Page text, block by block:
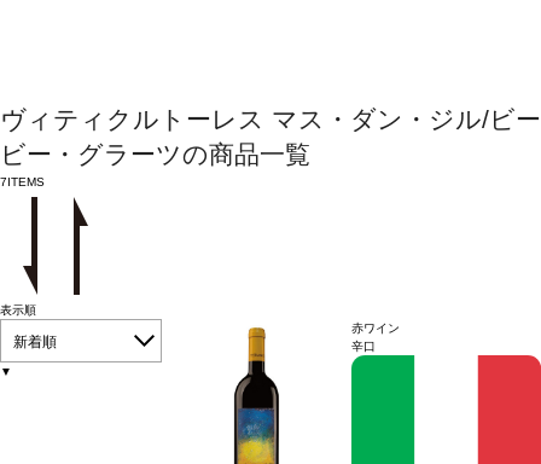
ヴィティクルトーレス マス・ダン・ジル/ビー
ビー・グラーツの商品一覧
7ITEMS
表示順
新着順
▼
赤ワイン
辛口